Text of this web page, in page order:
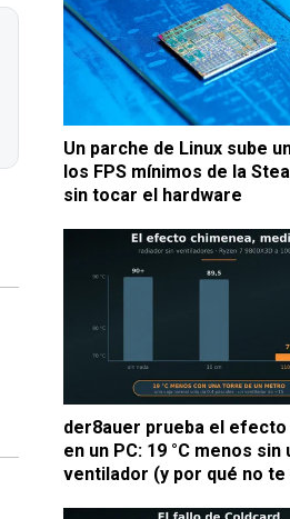
Un parche de Linux sube
los FPS mínimos de la
sin tocar el hardware
der8auer prueba el efecto
en un PC: 19 °C menos sin
ventilador (y por qué no